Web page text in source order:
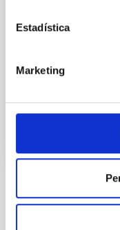
Estadística
Marketing
Departamento de
ambos una visión
TIPO DE NOTICIA